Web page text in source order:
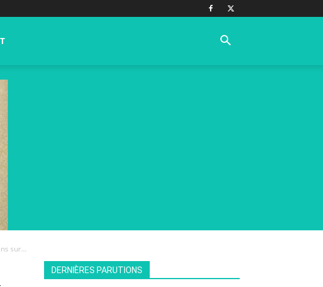
sur...
DERNIÈRES PARUTIONS